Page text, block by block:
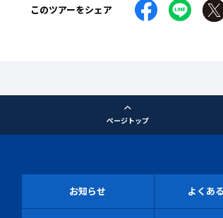
このツアーをシェア
ページトップ
お知らせ よくあ